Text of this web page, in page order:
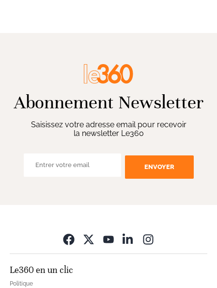
Abonnement Newsletter
Saisissez votre adresse email pour recevoir
la newsletter Le360
ENVOYER
Le360 en un clic
Politique